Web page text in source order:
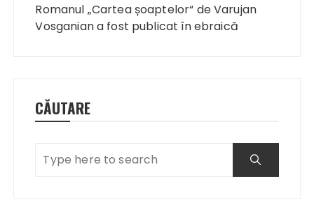
articole
Romanul „Cartea șoaptelor“ de Varujan
Vosganian a fost publicat în ebraică
CĂUTARE